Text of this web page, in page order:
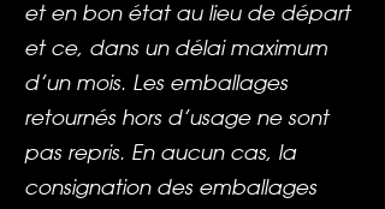
et en bon état au lieu de départ
et ce, dans un délai maximum
d’un mois. Les emballages
retournés hors d’usage ne sont
pas repris. En aucun cas, la
consignation des emballages